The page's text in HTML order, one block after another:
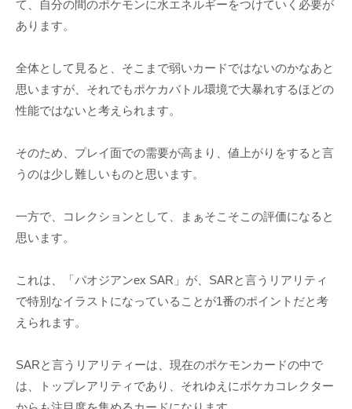
て、自分の間のポケモンに水エネルギーをつけていく必要が
あります。
全体として見ると、そこまで弱いカードではないのかなあと
思いますが、それでもポケカバトル環境で大暴れするほどの
性能ではないと考えられます。
そのため、プレイ面での需要が高まり、値上がりをすると言
うのは少し難しいものと思います。
一方で、コレクションとして、まぁそこそこの評価になると
思います。
これは、「パオジアンex SAR」が、SARと言うリアリティ
で特別なイラストになっていることが1番のポイントだと考
えられます。
SARと言うリアリティーは、現在のポケモンカードの中で
は、トップレアリティであり、それゆえにポケカコレクター